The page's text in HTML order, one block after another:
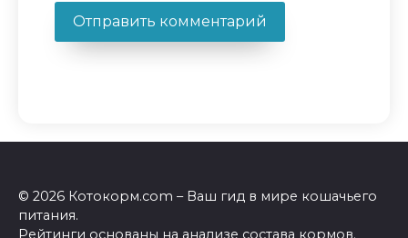
© 2026 Котокорм.com – Ваш гид в мире кошачьего
питания.
Рейтинги основаны на анализе состава кормов.